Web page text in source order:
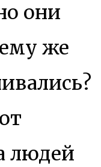
они
же
людей